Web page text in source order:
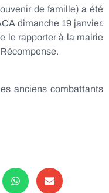
de famille) a été
dimanche 19 janvier.
le rapporter à la mairie
anciens combattants